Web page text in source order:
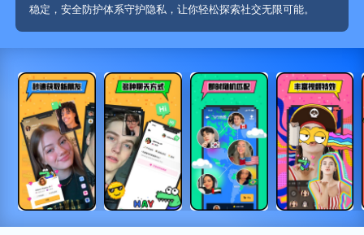
稳定，安全防护体系守护隐私，让你轻松探索社交无限可能。